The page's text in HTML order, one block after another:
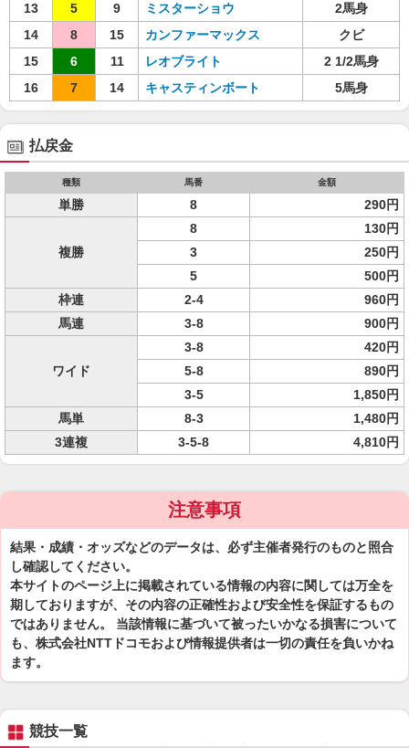
13
5 9 ミスターショウ
2馬身
14
8 15 カンファーマックス
クビ
15
6 11 レオブライト
2 1/2馬身
16
7 14 キャスティンボート 5馬身
払戻金
種類 馬番 金額
単勝 8 290円
複勝
8
130円
3
250円
5
500円
枠連
2-4
960円
馬連
3-8 900円
ワイド
3-8
420円
5-8
890円
3-5
1,850円
馬単
8-3
1,480円
3連複
3-5-8 4,810円
注意事項
結果・成績・オッズなどのデータは、必ず主催者発行のものと照合
し確認してください。
本サイトのページ上に掲載されている情報の内容に関しては万全を
期しておりますが、その内容の正確性および安全性を保証するもの
ではありません。 当該情報に基づいて被ったいかなる損害について
も、株式会社NTTドコモおよび情報提供者は一切の責任を負いかね
ます。
競技一覧